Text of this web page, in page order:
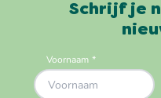
Schrijf je